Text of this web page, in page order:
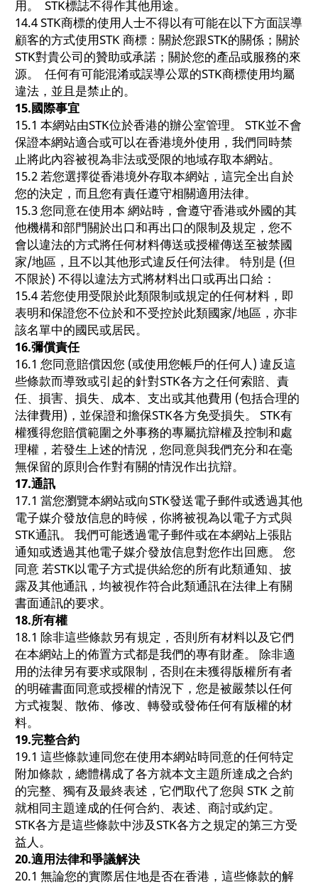
用。 STK標誌不得作其他用途。
14.4 STK商標的使用人士不得以有可能在以下方面誤導
顧客的方式使用STK 商標：關於您跟STK的關係；關於
STK對貴公司的贊助或承諾；關於您的產品或服務的來
源。 任何有可能混淆或誤導公眾的STK商標使用均屬
違法，並且是禁止的。
15.國際事宜
15.1 本網站由STK位於香港的辦公室管理。 STK並不會
保證本網站適合或可以在香港境外使用，我們同時禁
止將此內容被視為非法或受限的地域存取本網站。
15.2 若您選擇從香港境外存取本網站，這完全出自於
您的決定，而且您有責任遵守相關適用法律。
15.3 您同意在使用本 網站時，會遵守香港或外國的其
他機構和部門關於出口和再出口的限制及規定，您不
會以違法的方式將任何材料傳送或授權傳送至被禁國
家/地區，且不以其他形式違反任何法律。 特別是 (但
不限於) 不得以違法方式將材料出口或再出口給：
15.4 若您使用受限於此類限制或規定的任何材料，即
表明和保證您不位於和不受控於此類國家/地區，亦非
該名單中的國民或居民。
16.彌償責任
16.1 您同意賠償因您 (或使用您帳戶的任何人) 違反這
些條款而導致或引起的針對STK各方之任何索賠、責
任、損害、損失、成本、支出或其他費用 (包括合理的
法律費用)，並保證和擔保STK各方免受損失。 STK有
權獲得您賠償範圍之外事務的專屬抗辯權及控制和處
理權，若發生上述的情況，您同意與我們充分和在毫
無保留的原則合作對有關的情況作出抗辯。
17.通訊
17.1 當您瀏覽本網站或向STK發送電子郵件或透過其他
電子媒介發放信息的時候，你將被視為以電子方式與
STK通訊。 我們可能透過電子郵件或在本網站上張貼
通知或透過其他電子媒介發放信息對您作出回應。 您
同意 若STK以電子方式提供給您的所有此類通知、披
露及其他通訊，均被視作符合此類通訊在法律上有關
書面通訊的要求。
18.所有權
18.1 除非這些條款另有規定，否則所有材料以及它們
在本網站上的佈置方式都是我們的專有財產。 除非適
用的法律另有要求或限制，否則在未獲得版權所有者
的明確書面同意或授權的情況下，您是被嚴禁以任何
方式複製、散佈、修改、轉發或發佈任何有版權的材
料。
19.完整合約
19.1 這些條款連同您在使用本網站時同意的任何特定
附加條款，總體構成了各方就本文主題所達成之合約
的完整、獨有及最終表述，它們取代了您與 STK 之前
就相同主題達成的任何合約、表述、商討或約定。
STK各方是這些條款中涉及STK各方之規定的第三方受
益人。
20.適用法律和爭議解決
20.1 無論您的實際居住地是否在香港，這些條款的解